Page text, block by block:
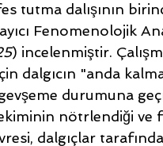
tutma dalışının
Fenomenolojik
) incelenmiştir.
dalgıcın "anda
durumuna
nötrlendiği ve
dalgıçlar